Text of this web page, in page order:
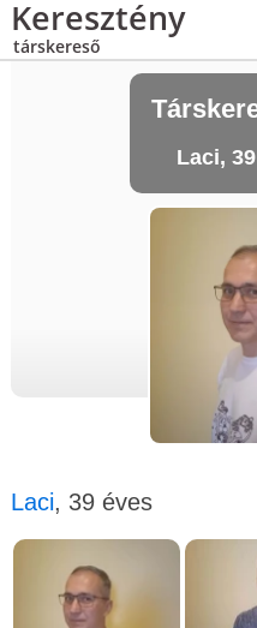
Keresztény
társkereső
Laci,
Laci, 39 éves